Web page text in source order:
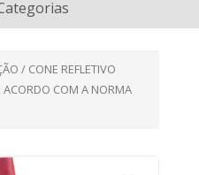
/ CONE REFLETIVO
COM A NORMA